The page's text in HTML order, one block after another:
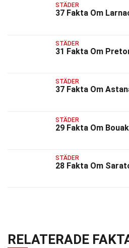
STÄDER
37 Fakta Om
STÄDER
31 Fakta Om
STÄDER
37 Fakta Om
STÄDER
29 Fakta Om
STÄDER
28 Fakta Om
RELATERADE